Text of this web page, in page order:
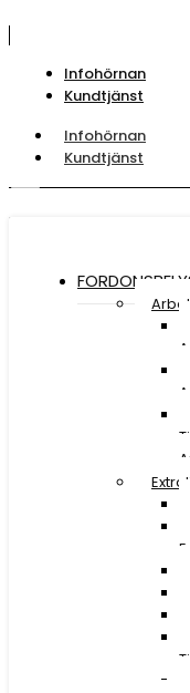
Infohörnan
Kundtjänst
Infohörnan
Kundtjänst